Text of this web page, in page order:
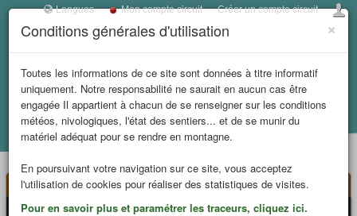
×
Conditions générales d'utilisation
Toutes les informations de ce site sont données à titre informatif
uniquement. Notre responsabilité ne saurait en aucun cas être
engagée Il appartient à chacun de se renseigner sur les conditions
météos, nivologiques, l'état des sentiers... et de se munir du
matériel adéquat pour se rendre en montagne.
En poursuivant votre navigation sur ce site, vous acceptez
l'utilisation de cookies pour réaliser des statistiques de visites.
Pour en savoir plus et paramétrer les traceurs, cliquez ici.
Langues Mon compte circuit Créer un compte circuit
MASSIF DES ECRINS
Votre circuit